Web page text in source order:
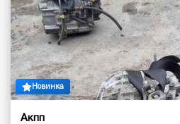
Новинка
Акпп